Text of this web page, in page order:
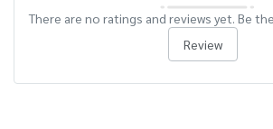
There are no ratings and reviews yet. Be
Review